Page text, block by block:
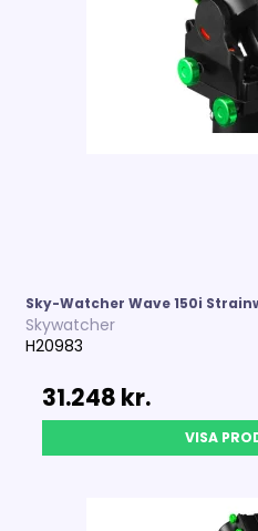
Sky-Watcher Wave 150i
Skywatcher
H20983
31.248 kr.
VISA